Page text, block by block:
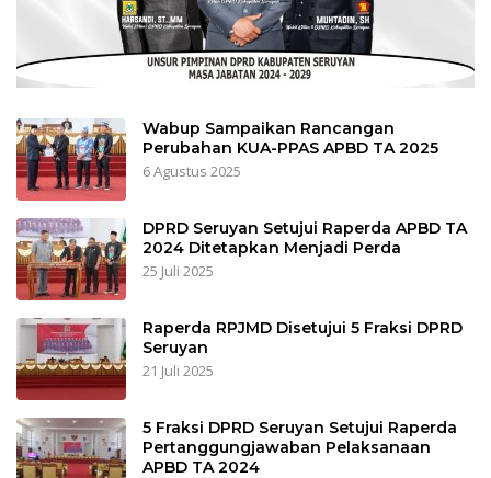
Wabup Sampaikan Rancangan
Perubahan KUA-PPAS APBD TA 2025
6 Agustus 2025
DPRD Seruyan Setujui Raperda APBD TA
2024 Ditetapkan Menjadi Perda
25 Juli 2025
Raperda RPJMD Disetujui 5 Fraksi DPRD
Seruyan
21 Juli 2025
5 Fraksi DPRD Seruyan Setujui Raperda
Pertanggungjawaban Pelaksanaan
APBD TA 2024